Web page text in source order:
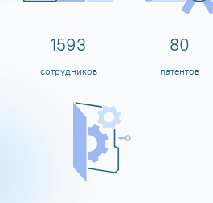
1600
сотрудников
80
патентов